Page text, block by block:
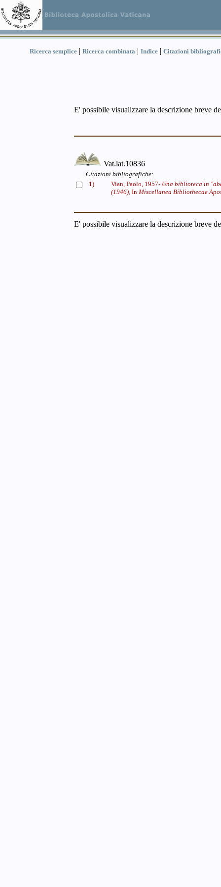
Ricerca semplice | Ricerca combinata | Indice | Citazioni
E' possibile visualizzare la descrizione breve
Vat.lat.10836
Citazioni bibliografiche:
1)
Vian, Paolo, 1957- Una biblioteca in
(1946), In Miscellanea Bibliothecae
E' possibile visualizzare la descrizione breve